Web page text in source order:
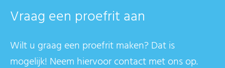
Vraag een proefrit aan
Wilt u graag een proefrit maken? Dat is
mogelijk! Neem hiervoor contact met ons op.